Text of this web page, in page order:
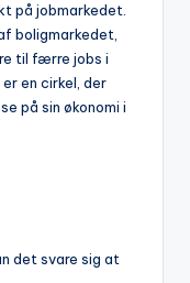
på jobmarkedet.
boligmarkedet,
til færre jobs i
en cirkel, der
på sin økonomi i
det svare sig at